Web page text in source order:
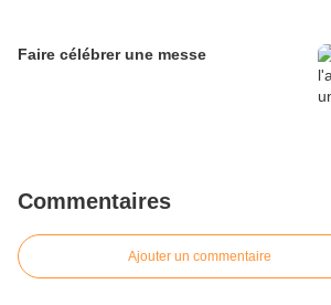
Faire célébrer une messe
Commentaires
Ajouter un commentaire